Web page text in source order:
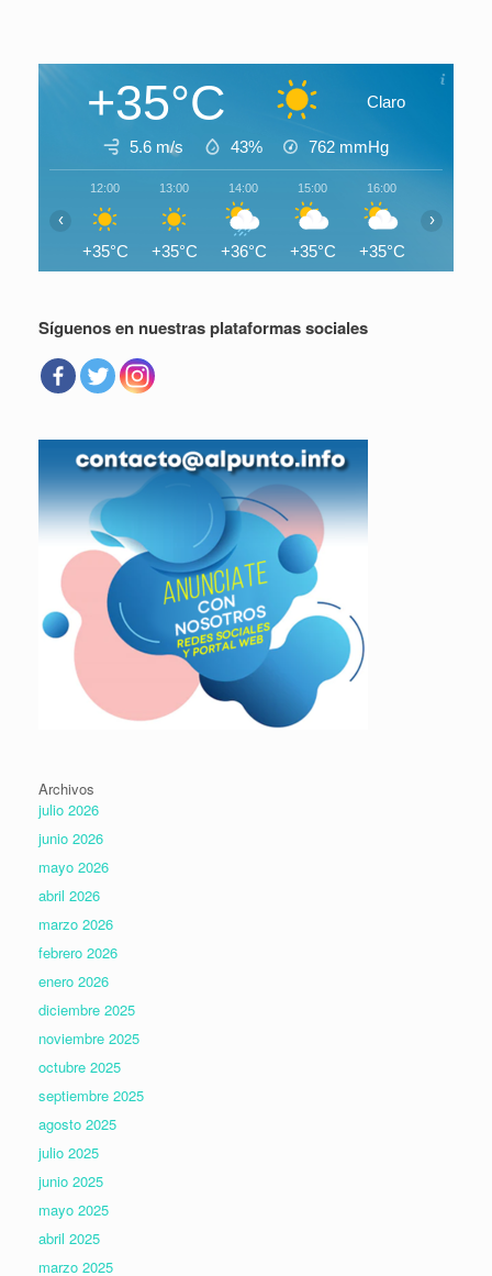
+35°C Claro
5.6 m/s 43% 762 mmHg
12:00
+35°C
13:00
+35°C
14:00
+36°C
15:00
+35°C
16:00
+35°C
‹ ›
Síguenos en nuestras plataformas sociales
Archivos
julio 2026
junio 2026
mayo 2026
abril 2026
marzo 2026
febrero 2026
enero 2026
diciembre 2025
noviembre 2025
octubre 2025
septiembre 2025
agosto 2025
julio 2025
junio 2025
mayo 2025
abril 2025
marzo 2025